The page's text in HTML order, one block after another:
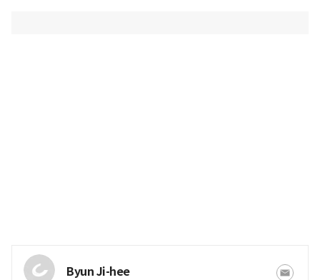
Byun Ji-hee